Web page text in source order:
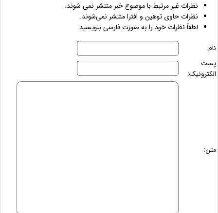
نظرات غیر مرتبط با موضوع خبر منتشر نمی شوند.
نظرات حاوی توهین و افترا منتشر نمی‌شوند.
لطفاً نظرات خود را به صورت فارسی بنویسید.
نام:
پست
الکترونیک:
متن: